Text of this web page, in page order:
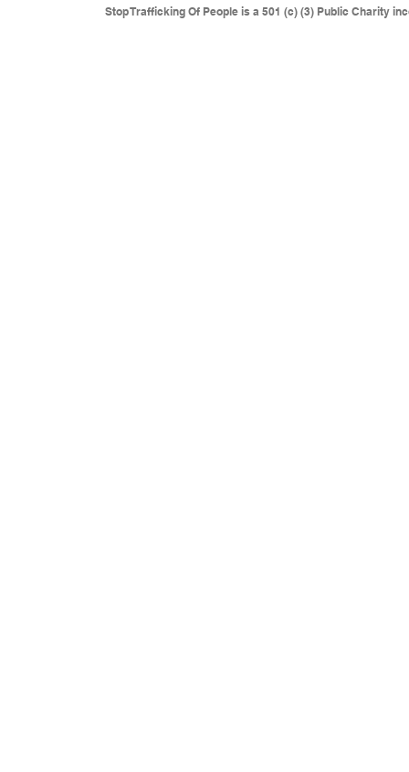
Stop Trafficking Of People is a 501 (c) (3) Public Charity